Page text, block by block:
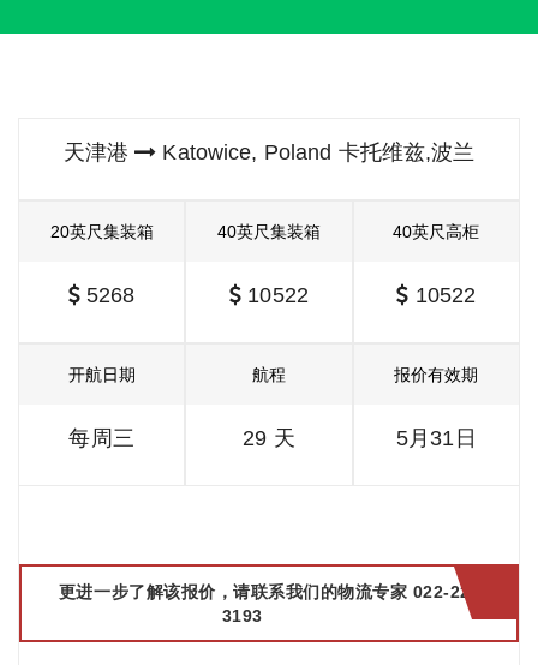
天津港 Katowice, Poland 卡托维兹,波兰
20英尺集装箱
5268
40英尺集装箱
10522
40英尺高柜
10522
开航日期
每周三
航程
29 天
报价有效期
5月31日
更进一步了解该报价，请联系我们的物流专家 022-2299
3193